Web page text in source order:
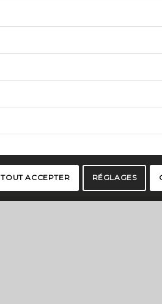
TOUT ACCEPTER RÉGLAGES